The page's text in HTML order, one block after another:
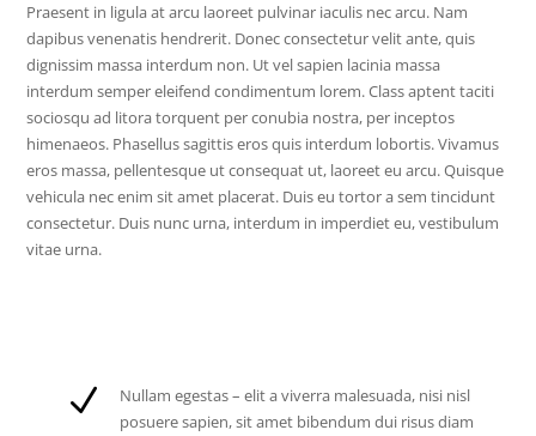
Praesent in ligula at arcu laoreet pulvinar iaculis nec arcu. Nam
dapibus venenatis hendrerit. Donec consectetur velit ante, quis
dignissim massa interdum non. Ut vel sapien lacinia massa
interdum semper eleifend condimentum lorem. Class aptent taciti
sociosqu ad litora torquent per conubia nostra, per inceptos
himenaeos. Phasellus sagittis eros quis interdum lobortis. Vivamus
eros massa, pellentesque ut consequat ut, laoreet eu arcu. Quisque
vehicula nec enim sit amet placerat. Duis eu tortor a sem tincidunt
consectetur. Duis nunc urna, interdum in imperdiet eu, vestibulum
vitae urna.
N
Nullam egestas – elit a viverra malesuada, nisi nisl
posuere sapien, sit amet bibendum dui risus diam